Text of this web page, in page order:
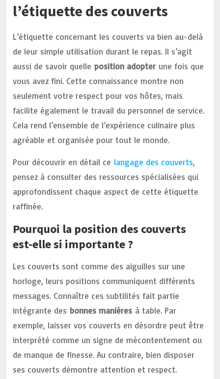
l’étiquette des couverts
L’étiquette concernant les couverts va bien au-delà
de leur simple utilisation durant le repas. Il s’agit
aussi de savoir quelleposition adopter une fois que
vous avez fini. Cette connaissance montre non
seulement votre respect pour vos hôtes, mais
facilite également le travail du personnel de service.
Cela rend l’ensemble de l’expérience culinaire plus
agréable et organisée pour tout le monde.
Pour découvrir en détail ce langage des couverts,
pensez à consulter des ressources spécialisées qui
approfondissent chaque aspect de cette étiquette
raffinée.
Pourquoi la position des couverts
est-elle si importante ?
Les couverts sont comme des aiguilles sur une
horloge, leurs positions communiquent différents
messages. Connaître ces subtilités fait partie
intégrante des bonnes manières à table. Par
exemple, laisser vos couverts en désordre peut être
interprété comme un signe de mécontentement ou
de manque de finesse. Au contraire, bien disposer
ses couverts démontre attention et respect.